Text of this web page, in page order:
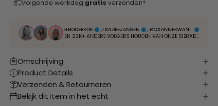
Volgende werkdag gratis verzonden*
RHODEEKOK , ISADEEJANSEN
, ROXANNEKWANT
EN 29K+ ANDERE VOLGERS HOUDEN VAN ONZE SIERADEN
Omschrijving
Product Details
Verzenden & Retourneren
Bekijk dit item in het echt